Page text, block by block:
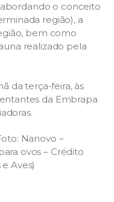
o conceito
região), a
bem como
realizado pela
da terça-feira, às
da Embrapa
Nanovo –
ovos – Crédito
Aves)